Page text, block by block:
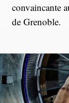
convaincante
de Grenoble.